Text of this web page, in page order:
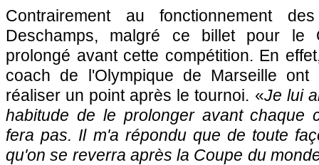
Contrairement au fonctionnement
Deschamps, malgré ce billet pour le
prolongé avant cette compétition. En
coach de l'Olympique de Marseille ont
réaliser un point après le tournoi. «Je lui
habitude de le prolonger avant chaque
fera pas. Il m'a répondu que de toute
qu'on se reverra après la Coupe du